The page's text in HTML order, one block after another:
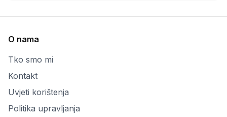
O nama
Tko smo mi
Kontakt
Uvjeti korištenja
Politika upravljanja